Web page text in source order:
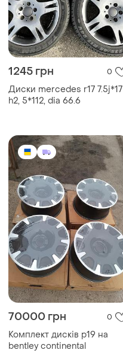
1245 грн 0
Диски mercedes r17 7.5j*17
h2, 5*112, dia 66.6
70000 грн 0
Комплект дисків р19 на
bentley continental